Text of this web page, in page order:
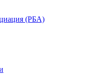
(РБА)